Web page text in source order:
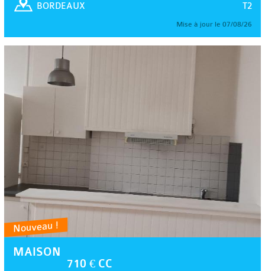
T2
BORDEAUX
Mise à jour le 07/08/26
Nouveau !
MAISON
710 € CC